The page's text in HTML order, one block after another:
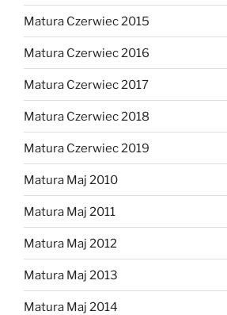
Matura Czerwiec 2015
Matura Czerwiec 2016
Matura Czerwiec 2017
Matura Czerwiec 2018
Matura Czerwiec 2019
Matura Maj 2010
Matura Maj 2011
Matura Maj 2012
Matura Maj 2013
Matura Maj 2014